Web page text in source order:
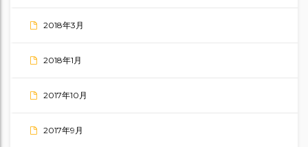
2018年3月
2018年1月
2017年10月
2017年9月